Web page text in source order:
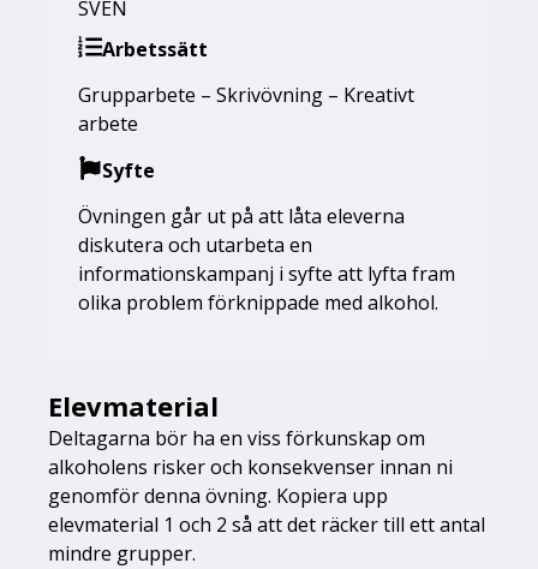
SVEN
Arbetssätt
Grupparbete – Skrivövning – Kreativt
arbete
Syfte
Övningen går ut på att låta eleverna
diskutera och utarbeta en
informationskampanj i syfte att lyfta fram
olika problem förknippade med alkohol.
Elevmaterial
Deltagarna bör ha en viss förkunskap om
alkoholens risker och konsekvenser innan ni
genomför denna övning. Kopiera upp
elevmaterial 1 och 2 så att det räcker till ett antal
mindre grupper.